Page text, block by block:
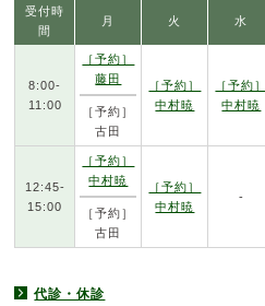
受付時
間
月 火 水
8:00-
11:00
［予約］
藤田
［予約］
古田
［予約］
中村暁
［予約］
中村暁
12:45-
15:00
［予約］
中村暁
［予約］
古田
［予約］
中村暁
-
代診・休診